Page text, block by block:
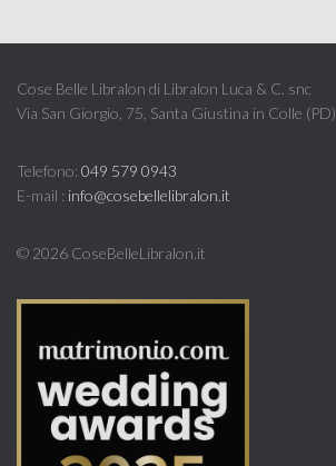
Cose Belle Libralon di Libralon Luca & C. snc
Via San Giorgio, 75, Santa Giustina in Colle (PD)
Telefono: 049 579 0943
E-mail : info@cosebellelibralon.it
© 2026 CoseBelleLibralon.it